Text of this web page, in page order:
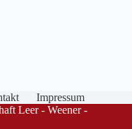
Impressum
Leer - Weener -